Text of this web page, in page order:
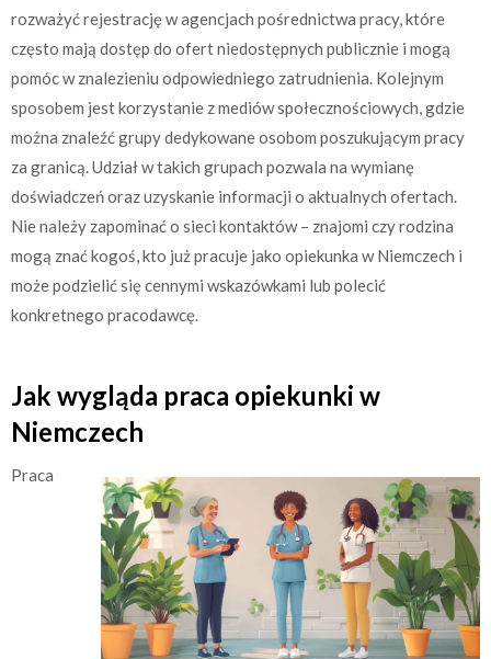
rozważyć rejestrację w agencjach pośrednictwa pracy, które
często mają dostęp do ofert niedostępnych publicznie i mogą
pomóc w znalezieniu odpowiedniego zatrudnienia. Kolejnym
sposobem jest korzystanie z mediów społecznościowych, gdzie
można znaleźć grupy dedykowane osobom poszukującym pracy
za granicą. Udział w takich grupach pozwala na wymianę
doświadczeń oraz uzyskanie informacji o aktualnych ofertach.
Nie należy zapominać o sieci kontaktów – znajomi czy rodzina
mogą znać kogoś, kto już pracuje jako opiekunka w Niemczech i
może podzielić się cennymi wskazówkami lub polecić
konkretnego pracodawcę.
Jak wygląda praca opiekunki w
Niemczech
Praca